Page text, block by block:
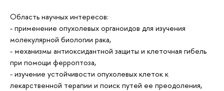
Область научных интересов:
- применение опухолевых органоидов для изучения
молекулярной биологии рака,
- механизмы антиоксидантной защиты и клеточная гибель
при помощи ферроптоза,
- изучение устойчивости опухолевых клеток к
лекарственной терапии и поиск путей ее преодоления,